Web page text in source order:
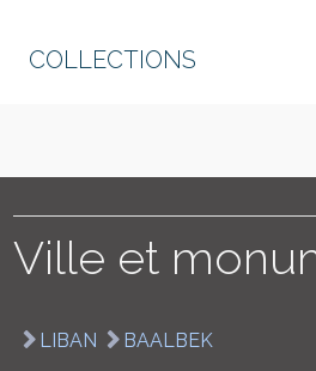
COLLECTIONS
Ville et
LIBAN BAALBEK